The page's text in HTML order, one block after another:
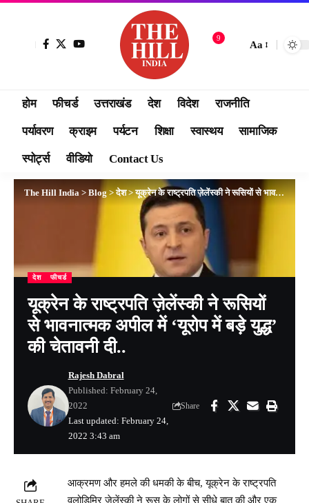
9
Aa
होम फीचर्ड उत्तराखंड देश विदेश राजनीति
पर्यावरण क्राइम पर्यटन शिक्षा स्वास्थय सामाजिक
स्पोर्ट्स वीडियो Contact Us
The Hill India > Blog>देश>यूक्रेन के राष्ट्रपति ज़ेलेंस्की ने रूसियों से भावनात्मक अपील में ‘यूरोप में बड़े युद्ध’ की चेतावनी दी..
देश फीचर्ड
यूक्रेन के राष्ट्रपति ज़ेलेंस्की ने रूसियों
से भावनात्मक अपील में ‘यूरोप में बड़े युद्ध’
की चेतावनी दी..
Last updated: February 24,
2022 3:43 am
Rajesh Dabral
Published: February 24,
2022
Share
आक्रमण और हमले की धमकी के बीच, यूक्रेन के राष्ट्रपति
वलोडिमिर ज़ेलेंस्की ने रूस के लोगों से सीधे बात की और एक